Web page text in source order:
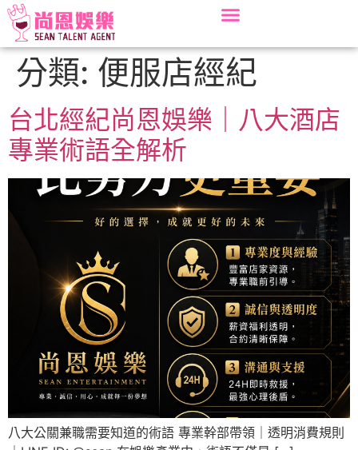
分類: 便服店經紀
台北經紀尚恩娛樂｜八大酒店
專業術語全解析
八大公關兼職需要知道的術語 專業幹部帶領｜透明消費規則